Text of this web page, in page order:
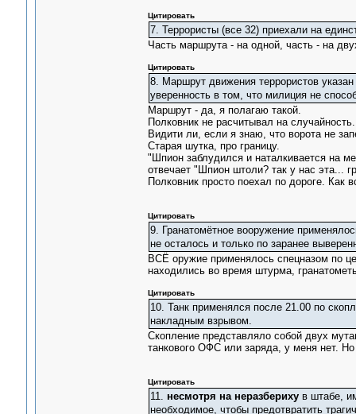
Цитировать
7. Террористы (все 32) приехали на
Часть маршрута - на одной, часть - на
Цитировать
8. Маршрут движения террористов
уверенность в том, что милиция не
Маршрут - да, я полагаю такой.
Полковник не расчитывал на
Видити ли, если я знаю, что ворота не
Старая шутка, про границу.
"Шпион заблудился и наталкивается на
отвечает "Шпион штоли? так у нас эта...
Полковник просто поехал по дороге. Как
Цитировать
9. Гранатомётное вооружение
не осталось и только по заранее
ВСЁ оружие применялось спецназом по
находились во время штурма,
Цитировать
10. Танк применялся после 21.00 по
накладным взрывом.
Скопление представляло собой двух
танкового ОФС или заряда, у меня нет.
Цитировать
11. несмотря на неразбериху в штабе,
необходимое, чтобы предотвратить